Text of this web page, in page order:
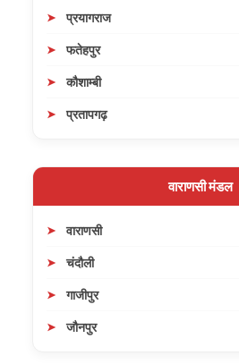
प्रयागराज
फतेहपुर
कौशाम्बी
प्रतापगढ़
वाराणसी मंडल
वाराणसी
चंदौली
गाजीपुर
जौनपुर